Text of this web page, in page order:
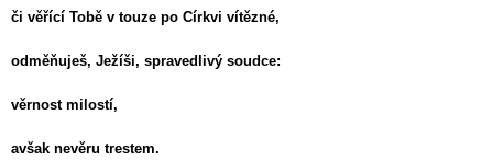
či věřící Tobě v touze po Církvi vítězné,
odměňuješ, Ježíši, spravedlivý soudce:
věrnost milostí,
avšak nevěru trestem.